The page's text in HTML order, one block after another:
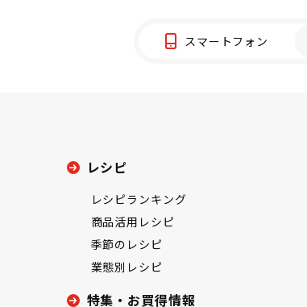
スマートフォン
レシピ
レシピランキング
商品活用レシピ
季節のレシピ
業態別レシピ
特集・お買得情報